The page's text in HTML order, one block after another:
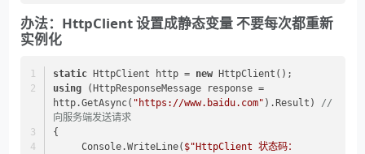
办法：HttpClient 设置成静态变量 不要每次都重新
实例化
static HttpClient http = new HttpClient();
using (HttpResponseMessage response =
http.GetAsync( "https://www.baidu.com" ).Result) //
向服务端发送请求
{
     Console.WriteLine(
$"HttpClient 状态码：